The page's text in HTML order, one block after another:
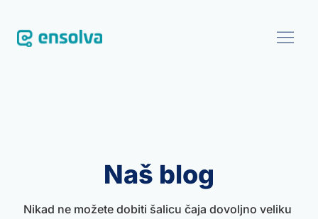
BLOG
Naš blog
Nikad ne možete dobiti šalicu čaja dovoljno veliku